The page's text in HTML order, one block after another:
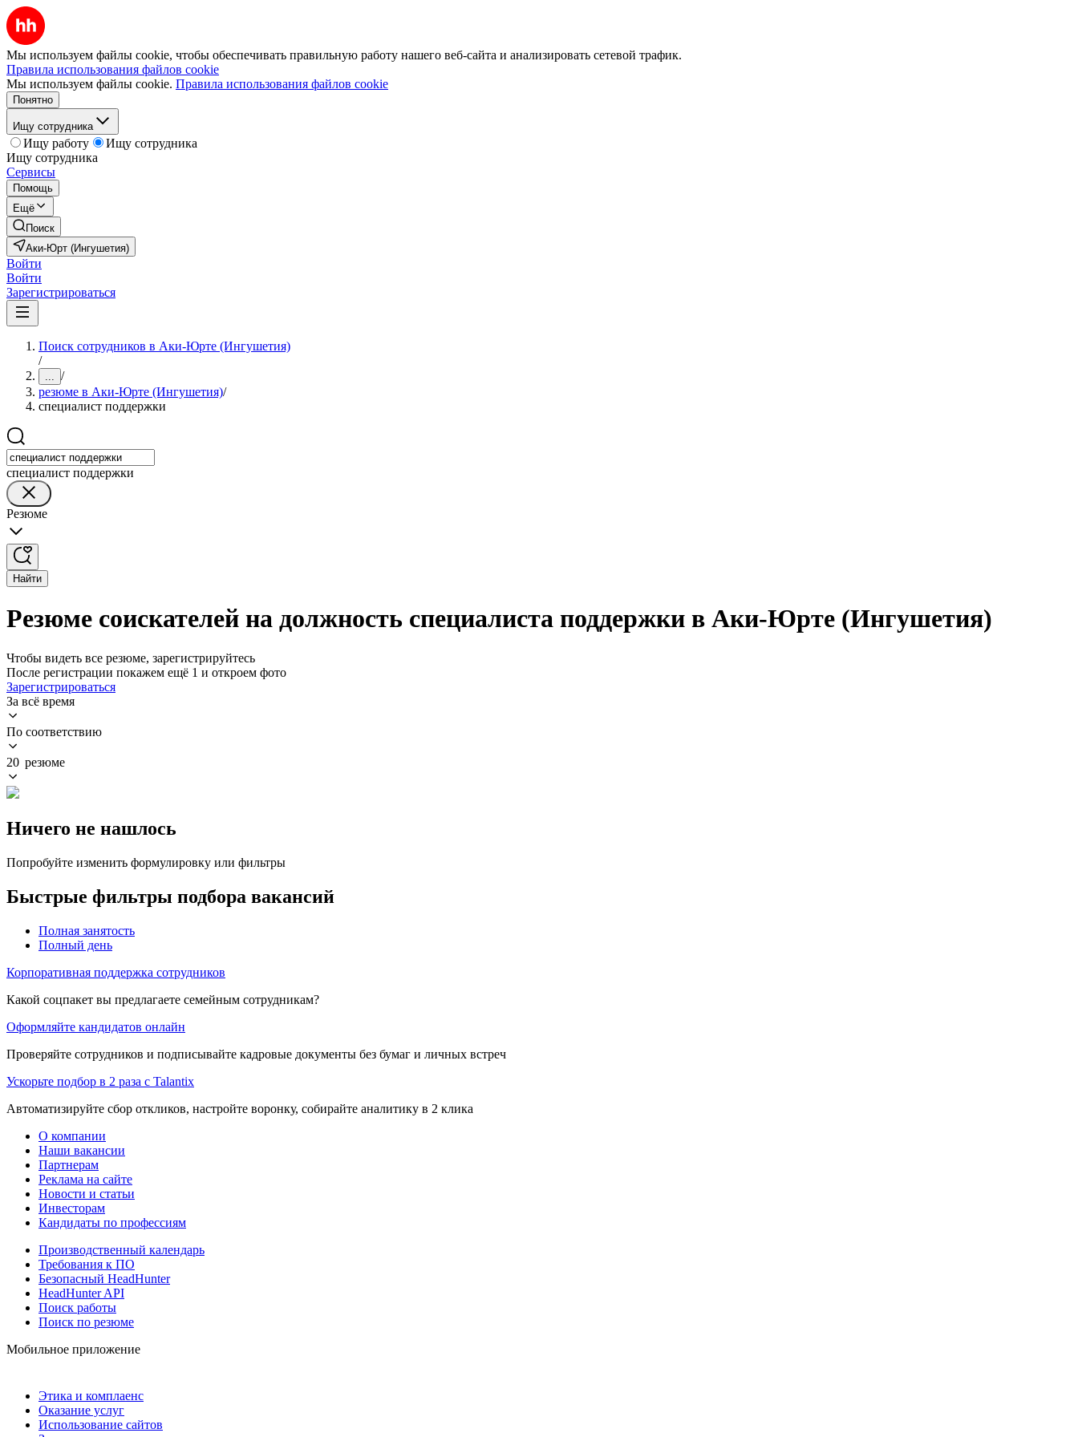
Мы используем файлы cookie, чтобы обеспечивать правильную работу нашего веб-сайта и анализировать сетевой трафик.
Правила использования файлов cookie
Мы используем файлы cookie. Правила использования файлов cookie
Понятно
Ищу сотрудника
Ищу работу
Ищу сотрудника
Ищу сотрудника
Сервисы
Помощь
Ещё
Поиск
Аки-Юрт (Ингушетия)
Войти
Войти
Зарегистрироваться
Поиск сотрудников в Аки-Юрте (Ингушетия)
/
... /
резюме в Аки-Юрте (Ингушетия)/
специалист поддержки
специалист поддержки
Резюме
Найти
Резюме соискателей на должность специалиста поддержки в Аки-Юрте (Ингушетия)
Чтобы видеть все резюме, зарегистрируйтесь
После регистрации покажем ещё 1 и откроем фото
Зарегистрироваться
За всё время
По соответствию
20 резюме
Ничего не нашлось
Попробуйте изменить формулировку или фильтры
Быстрые фильтры подбора вакансий
Полная занятость
Полный день
Корпоративная поддержка сотрудников
Какой соцпакет вы предлагаете семейным сотрудникам?
Оформляйте кандидатов онлайн
Проверяйте сотрудников и подписывайте кадровые документы без бумаг и личных встреч
Ускорьте подбор в 2 раза с Talantix
Автоматизируйте сбор откликов, настройте воронку, собирайте аналитику в 2 клика
О компании
Наши вакансии
Партнерам
Реклама на сайте
Новости и статьи
Инвесторам
Кандидаты по профессиям
Производственный календарь
Требования к ПО
Безопасный HeadHunter
HeadHunter API
Поиск работы
Поиск по резюме
Мобильное приложение
Этика и комплаенс
Оказание услуг
Использование сайтов